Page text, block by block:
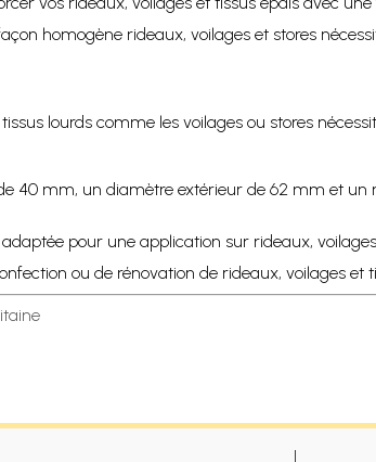
homogène rideaux, voilages et stores
lourds comme les voilages ou stores
40 mm, un diamètre extérieur de 62 mm et
pour une application sur rideaux,
ou de rénovation de rideaux, voilages et